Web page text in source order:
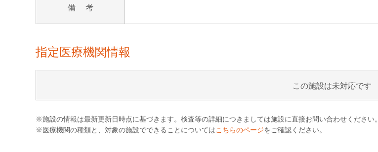
備 考
指定医療機関情報
この施設は未対応です
※施設の情報は最新更新日時点に基づきます。検査等の詳細につきましては施設に直接お問い合わせください。
※医療機関の種類と、対象の施設でできることについてはこちらのページをご確認ください。